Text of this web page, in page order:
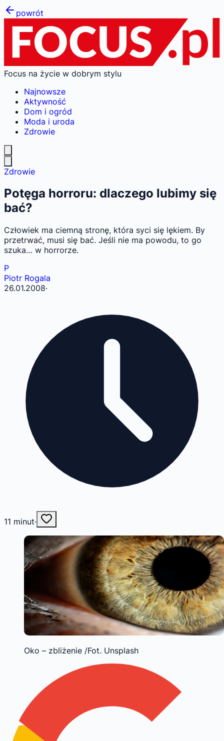
powrót
Focus na życie w dobrym stylu
Najnowsze
Aktywność
Dom i ogród
Moda i uroda
Zdrowie
Zdrowie
Potęga horroru: dlaczego lubimy się
bać?
Człowiek ma ciemną stronę, która syci się lękiem. By
przetrwać, musi się bać. Jeśli nie ma powodu, to go
szuka… w horrorze.
P
Piotr Rogala
26.01.2008·
11 minut·
Oko – zbliżenie /Fot. Unsplash